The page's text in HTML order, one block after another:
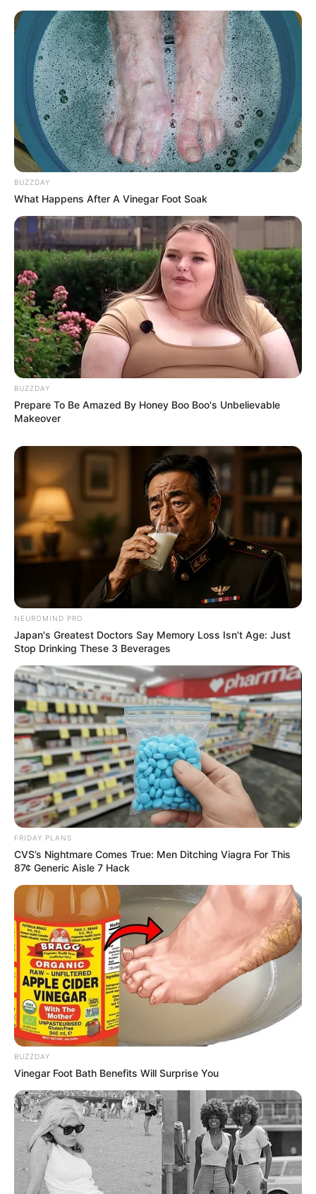
SHARE THIS Share it Tweet
Share it Pin it
PUBLICAÇÕES RELACIONADAS
PUBLICAÇÃO RECENTE
Como a Reforma
Administrativa ameaça os ACS
e ACE.
FAÇA O SEU COMENTÁRIO AQUI!
FALE CONOSCO
Nome
E-mail*
Mensagem*
BUZZDAY
What Happens After A Vinegar Foot Soak
BUZZDAY
Prepare To Be Amazed By Honey Boo Boo's Unbelievable
Makeover
NEUROMIND PRO
Japan's Greatest Doctors Say Memory Loss Isn't Age: Just
Stop Drinking These 3 Beverages
FRIDAY PLANS
CVS’s Nightmare Comes True: Men Ditching Viagra For This
87¢ Generic Aisle 7 Hack
BUZZDAY
Vinegar Foot Bath Benefits Will Surprise You